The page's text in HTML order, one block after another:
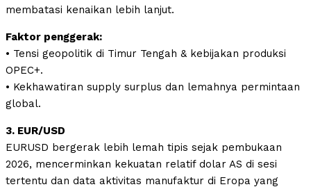
membatasi kenaikan lebih lanjut.
Faktor penggerak:
• Tensi geopolitik di Timur Tengah & kebijakan produksi
OPEC+.
• Kekhawatiran supply surplus dan lemahnya permintaan
global.
3. EUR/USD
EURUSD bergerak lebih lemah tipis sejak pembukaan
2026, mencerminkan kekuatan relatif dolar AS di sesi
tertentu dan data aktivitas manufaktur di Eropa yang